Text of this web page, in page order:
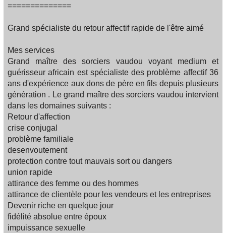
==============
Grand spécialiste du retour affectif rapide de l'être aimé
Mes services
Grand maître des sorciers vaudou voyant medium et
guérisseur africain est spécialiste des problème affectif 36
ans d'expérience aux dons de père en fils depuis plusieurs
génération . Le grand maître des sorciers vaudou intervient
dans les domaines suivants :
Retour d'affection
crise conjugal
problème familiale
desenvoutement
protection contre tout mauvais sort ou dangers
union rapide
attirance des femme ou des hommes
attirance de clientèle pour les vendeurs et les entreprises
Devenir riche en quelque jour
fidélité absolue entre époux
impuissance sexuelle